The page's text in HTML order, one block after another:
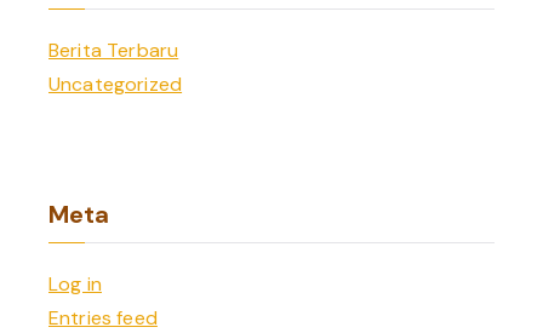
Berita Terbaru
Uncategorized
Meta
Log in
Entries feed